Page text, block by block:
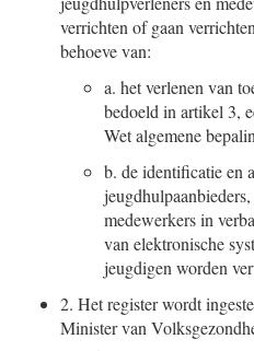
verrichten of gaan
behoeve van:
a. het verlenen van
bedoeld in artikel 3,
Wet algemene
b. de identificatie en
medewerkers in
van elektronische
jeugdigen worden
2. Het register wordt
Minister van